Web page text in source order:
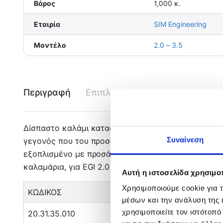
Συναίνεση
Αυτή η ιστοσελίδα
Χρησιμοποιούμε cookie για
μέσων και την ανάλυση της
χρησιμοποιείτε τον
Βάρος 1,000 κ.
Εταιρία SIM Engineering
Μοντέλο 2.0 – 3.5
Περιγραφή Επιπλέον πληροφορίες
Δίσπαστο καλάμι κατασκευασμένο από 40Τ Cross
γεγονός που του προσδίδει ακόμα μεγαλύτερη
εξοπλισμένο με προσάρτηση μηχανισμού Fuji και
καλαμάρια, για EGI 2.0 έως 3.5 και προτείνεται
ΚΩΔΙΚΟΣ MOD
20.31.35.010 SQUID HUNTER EGI